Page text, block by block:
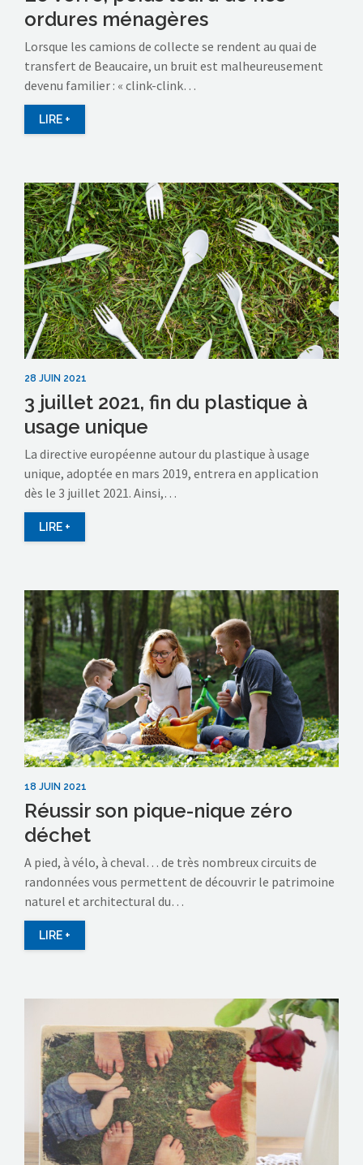
ordures ménagères
Lorsque les camions de collecte se rendent au quai de
transfert de Beaucaire, un bruit est malheureusement
devenu familier : « clink-clink…
LIRE +
28 JUIN 2021
3 juillet 2021, fin du plastique à
usage unique
La directive européenne autour du plastique à usage
unique, adoptée en mars 2019, entrera en application
dès le 3 juillet 2021. Ainsi,…
LIRE +
18 JUIN 2021
Réussir son pique-nique zéro
déchet
A pied, à vélo, à cheval… de très nombreux circuits de
randonnées vous permettent de découvrir le patrimoine
naturel et architectural du…
LIRE +